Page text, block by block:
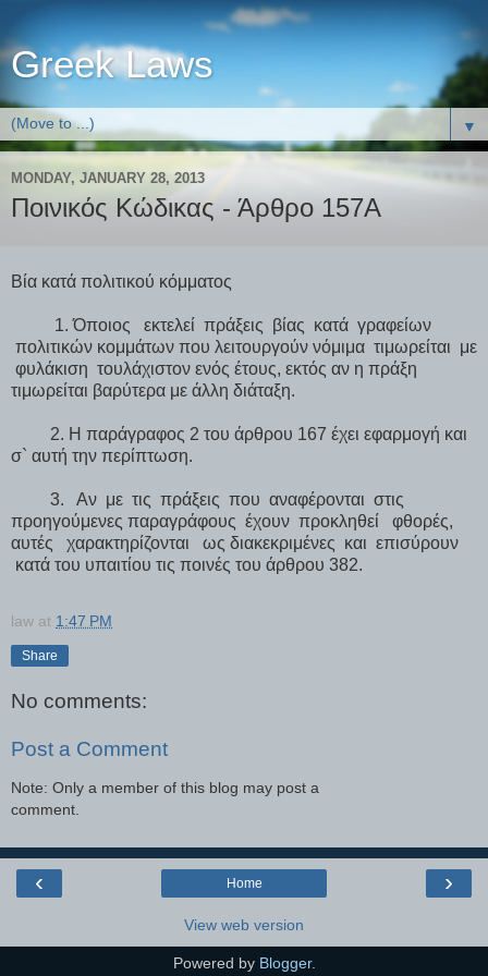
Greek Laws
▼
MONDAY, JANUARY 28, 2013
Ποινικός Κώδικας - Άρθρο 157Α
Βία κατά πολιτικού κόμματος
1. Όποιος εκτελεί πράξεις βίας κατά γραφείων
πολιτικών κομμάτων που λειτουργούν νόμιμα τιμωρείται με
φυλάκιση τουλάχιστον ενός έτους, εκτός αν η πράξη
τιμωρείται βαρύτερα με άλλη διάταξη.
2. Η παράγραφος 2 του άρθρου 167 έχει εφαρμογή και
σ` αυτή την περίπτωση.
3. Αν με τις πράξεις που αναφέρονται στις
προηγούμενες παραγράφους έχουν προκληθεί φθορές,
αυτές χαρακτηρίζονται ως διακεκριμένες και επισύρουν
κατά του υπαιτίου τις ποινές του άρθρου 382.
law at 1:47 PM
Share
No comments:
Post a Comment
Note: Only a member of this blog may post a
comment.
‹ ›
Home
View web version
Powered by Blogger.